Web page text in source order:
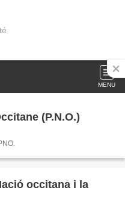
MENU
(P.N.O.)
occitana i la